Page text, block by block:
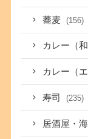
蕎麦 (156)
カレー（
カレー（
寿司 (235)
居酒屋・